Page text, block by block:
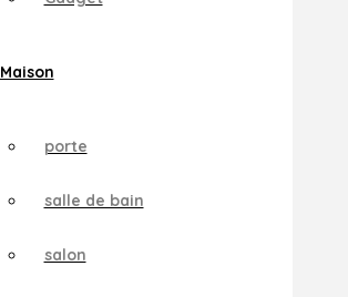
Maison
porte
salle de bain
salon